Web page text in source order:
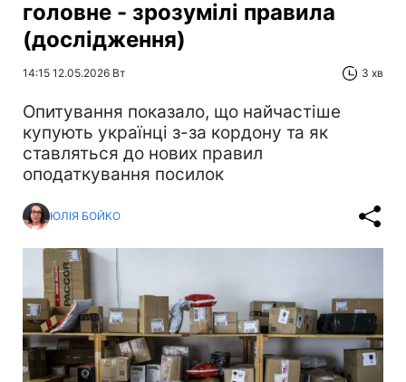
головне - зрозумілі правила
(дослідження)
14:15 12.05.2026 Вт 3 хв
Опитування показало, що найчастіше
купують українці з-за кордону та як
ставляться до нових правил
оподаткування посилок
ЮЛІЯ БОЙКО